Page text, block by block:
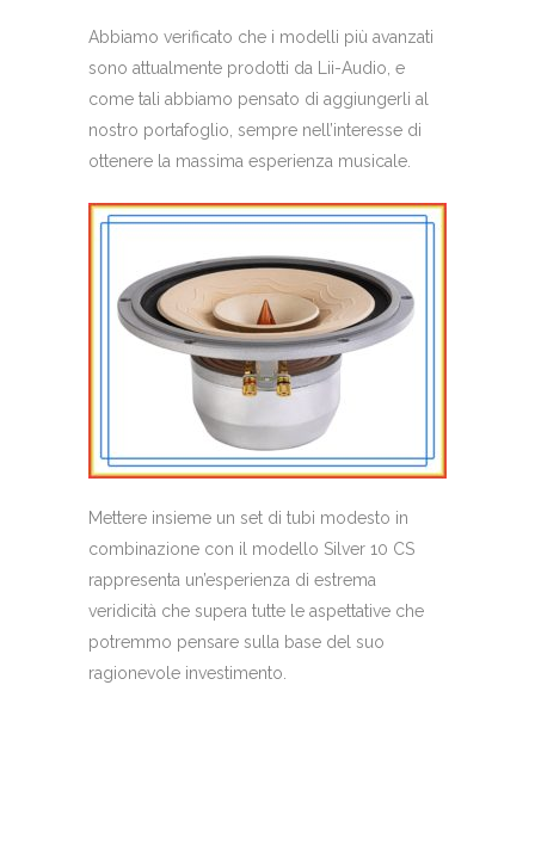
Abbiamo verificato che i modelli più avanzati
sono attualmente prodotti da Lii-Audio, e
come tali abbiamo pensato di aggiungerli al
nostro portafoglio, sempre nell’interesse di
ottenere la massima esperienza musicale.
Mettere insieme un set di tubi modesto in
combinazione con il modello Silver 10 CS
rappresenta un’esperienza di estrema
veridicità che supera tutte le aspettative che
potremmo pensare sulla base del suo
ragionevole investimento.